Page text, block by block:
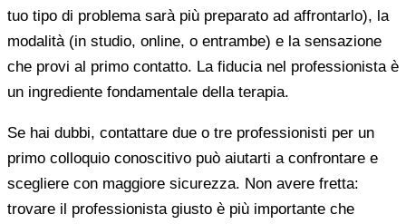
tuo tipo di problema sarà più preparato ad affrontarlo), la
modalità (in studio, online, o entrambe) e la sensazione
che provi al primo contatto. La fiducia nel professionista è
un ingrediente fondamentale della terapia.
Se hai dubbi, contattare due o tre professionisti per un
primo colloquio conoscitivo può aiutarti a confrontare e
scegliere con maggiore sicurezza. Non avere fretta:
trovare il professionista giusto è più importante che